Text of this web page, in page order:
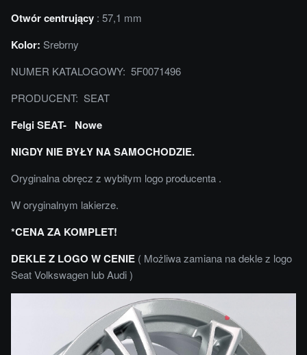
Otwór centrujący : 57,1 mm
Kolor: Srebrny
NUMER KATALOGOWY: 5F0071496
PRODUCENT: SEAT
Felgi SEAT- Nowe
NIGDY NIE BYŁY NA SAMOCHODZIE.
Oryginalna obręcz z wybitym logo producenta .
W oryginalnym lakierze.
*CENA ZA KOMPLET!
DEKLE Z LOGO W CENIE ( Możliwa zamiana na dekle z logo
Seat Volkswagen lub Audi )